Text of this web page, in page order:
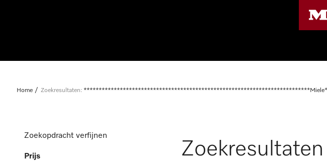
Home Zoekresultaten:
Zoekopdracht verfijnen
Prijs